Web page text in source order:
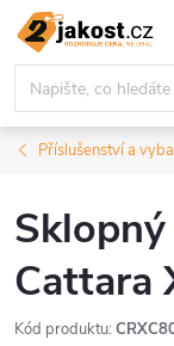
Přejít
obsah
Příslušenství a
Cattara
Kód produktu: